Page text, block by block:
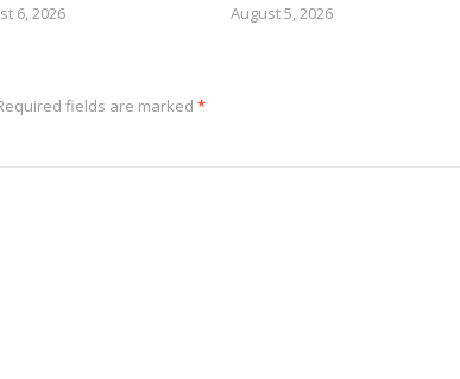
6, 2026 August 5, 2026
fields are marked *